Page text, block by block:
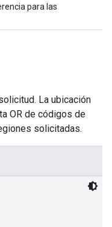
para las
La ubicación
OR de códigos de
solicitadas.